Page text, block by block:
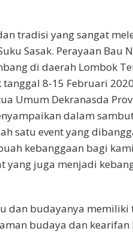
tradisi yang sangat
Sasak. Perayaan Bau
di daerah Lombok
8-15 Februari
Umum Dekranasda
dalam
satu event yang
kebanggaan bagi
yang juga menjadi
dan budayanya memiliki
budaya dan